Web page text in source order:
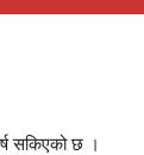
सकिएको छ ।